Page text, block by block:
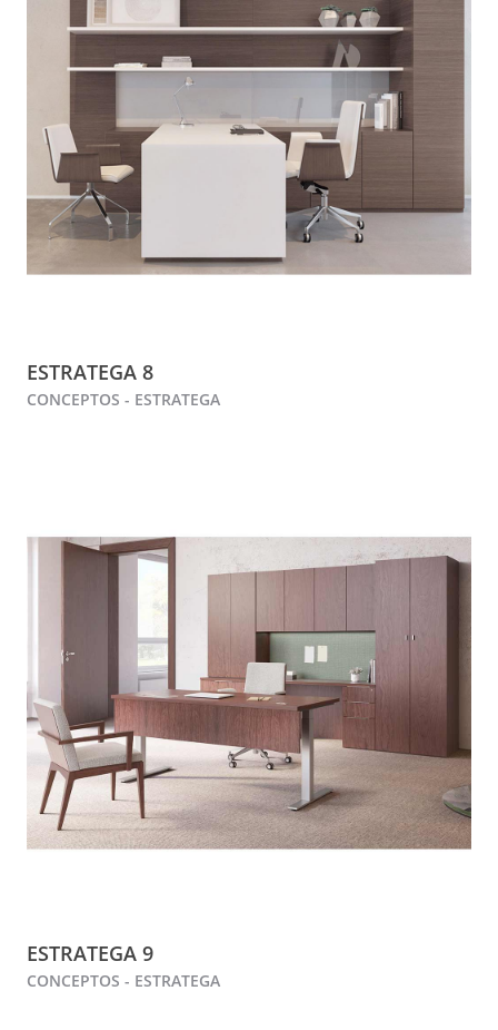
ESTRATEGA 8
CONCEPTOS - ESTRATEGA
ESTRATEGA 9
CONCEPTOS - ESTRATEGA